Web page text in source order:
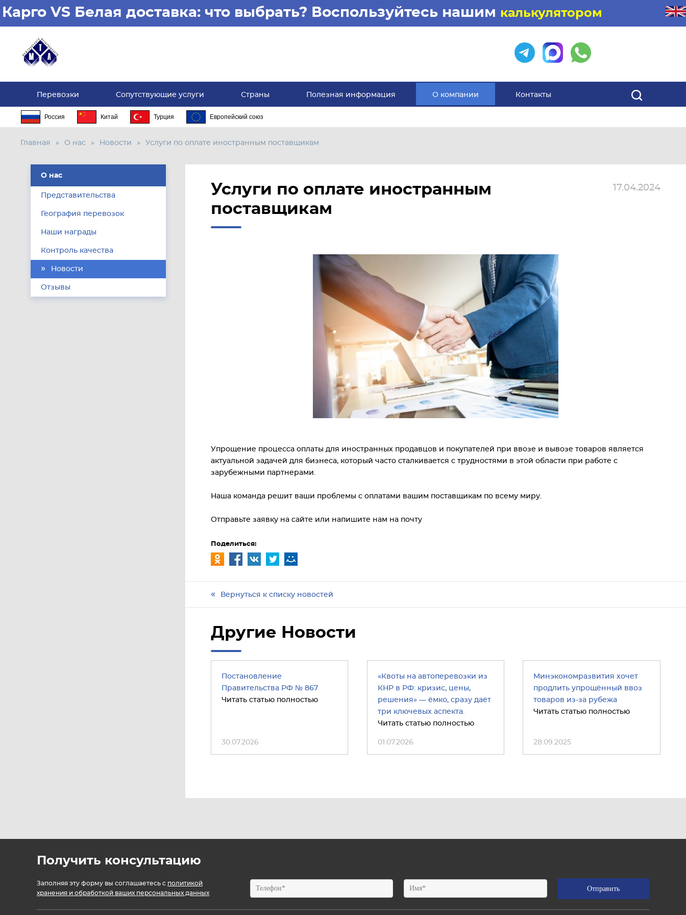
Карго VS Белая доставка: что выбрать? Воспользуйтесь нашим калькулятором
Перевозки Сопутствующие услуги Страны Полезная информация О компании Контакты
Россия Китай Турция Европейский союз
Главная О нас Новости Услуги по оплате иностранным поставщикам
О нас
Представительства
География перевозок
Наши награды
Контроль качества
Новости
Отзывы
Услуги по оплате иностранным
поставщикам
17.04.2024
Упрощение процесса оплаты для иностранных продавцов и покупателей при ввозе и вывозе товаров является
актуальной задачей для бизнеса, который часто сталкивается с трудностями в этой области при работе с
зарубежными партнерами.
Наша команда решит ваши проблемы с оплатами вашим поставщикам по всему миру.
Отправьте заявку на сайте или напишите нам на почту
Поделиться:
Вернуться к списку новостей
Другие Новости
Постановление
Правительства РФ № 867
Читать статью полностью
30.07.2026
«Квоты на автоперевозки из
КНР в РФ: кризис, цены,
решения» — ёмко, сразу даёт
три ключевых аспекта.
Читать статью полностью
01.07.2026
Минэкономразвития хочет
продлить упрощённый ввоз
товаров из-за рубежа
Читать статью полностью
28.09.2025
Получить консультацию
Заполняя эту форму вы соглашаетесь с политикой
хранения и обработкой ваших персональных данных